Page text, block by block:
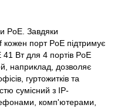
PoE. Завдяки
кожен порт PoE підтримує
Вт для 4 портів PoE
наприклад, дозволяє
гуртожитків та
сумісний з IP-
комп'ютерами,